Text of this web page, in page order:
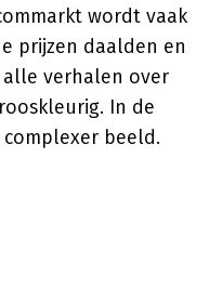
wordt vaak
prijzen daalden en
verhalen over
In de
beeld.